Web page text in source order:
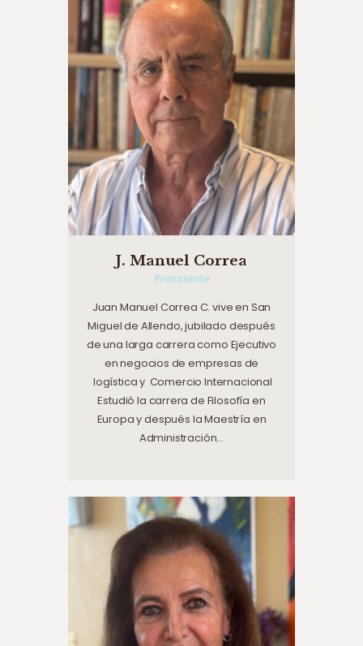
J. Manuel Correa
Presidente
Juan Manuel Correa C. vive en San
Miguel de Allendo, jubilado después
de una larga carrera como Ejecutivo
en negocios de empresas de
logística y Comercio Internacional
Estudió la carrera de Filosofía en
Europa y después la Maestría en
Administración…